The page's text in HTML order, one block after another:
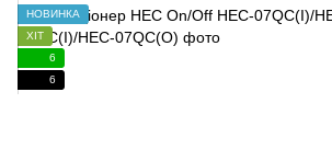
НОВИНКА
ХІТ
6
6